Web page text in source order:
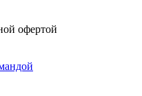
офертой